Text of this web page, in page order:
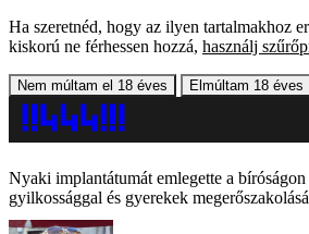
Ha szeretnéd, hogy az ilyen tartalmakhoz
kiskorú ne férhessen hozzá, használj
Nem múltam el 18 éves Elmúltam 18 éves
Nyaki implantátumát emlegette a
gyilkossággal és gyerekek